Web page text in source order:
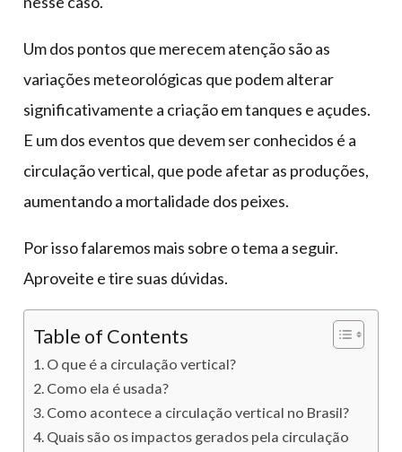
Um dos pontos que merecem atenção são as
variações meteorológicas que podem alterar
significativamente a criação em tanques e açudes.
E um dos eventos que devem ser conhecidos é a
circulação vertical, que pode afetar as produções,
aumentando a mortalidade dos peixes.
Por isso falaremos mais sobre o tema a seguir.
Aproveite e tire suas dúvidas.
Table of Contents
O que é a circulação vertical?
Como ela é usada?
Como acontece a circulação vertical no Brasil?
Quais são os impactos gerados pela circulação